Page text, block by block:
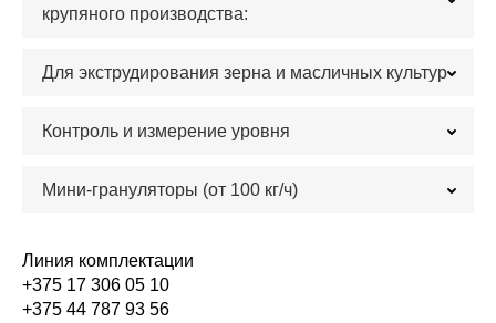
крупяного производства:
Для экструдирования зерна и масличных культур
Контроль и измерение уровня
Мини-грануляторы (от 100 кг/ч)
Линия комплектации
+375 17 306 05 10
+375 44 787 93 56